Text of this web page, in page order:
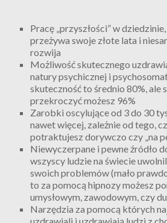
Pracę „przyszłości” w
przeżywa swoje złote lata i
rozwija
Możliwość skutecznego
natury psychicznej i
skuteczność to średnio 80%, ale
przekroczyć możesz 96%
Zarobki oscylujące od 3 do 30
nawet więcej, zależnie od tego,
potraktujesz dorywczo czy „na
Niewyczerpane i pewne źródło
wszyscy ludzie na świecie
swoich problemów (mało
to za pomocą hipnozy możesz
umysłowym, zawodowym, czy
Narzędzia za pomocą których